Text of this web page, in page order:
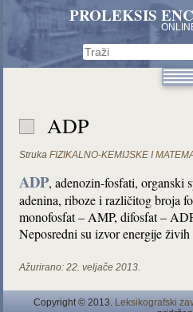
PROLEKSIS
ADP
Struka FIZIKALNO-KEMIJSKE I
ADP, adenozin-fosfati, organski
adenina, riboze i različitog broja
monofosfat – AMP, difosfat –
Neposredni su izvor energije
Ažurirano: 22. veljače 2013.
Copyright © 2013. Leksikografski